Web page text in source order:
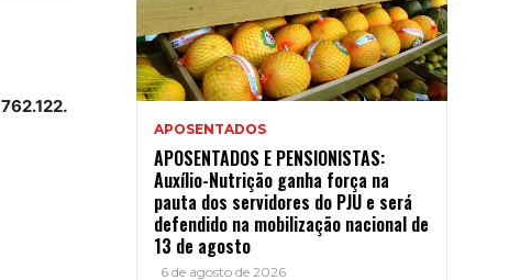
762.122.
APOSENTADOS
APOSENTADOS E PENSIONISTAS:
Auxílio-Nutrição ganha força na
pauta dos servidores do PJU e será
defendido na mobilização nacional de
13 de agosto
6 de agosto de 2026